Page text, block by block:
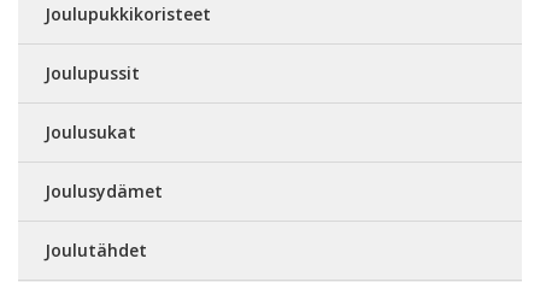
Joulupukkikoristeet
Joulupussit
Joulusukat
Joulusydämet
Joulutähdet